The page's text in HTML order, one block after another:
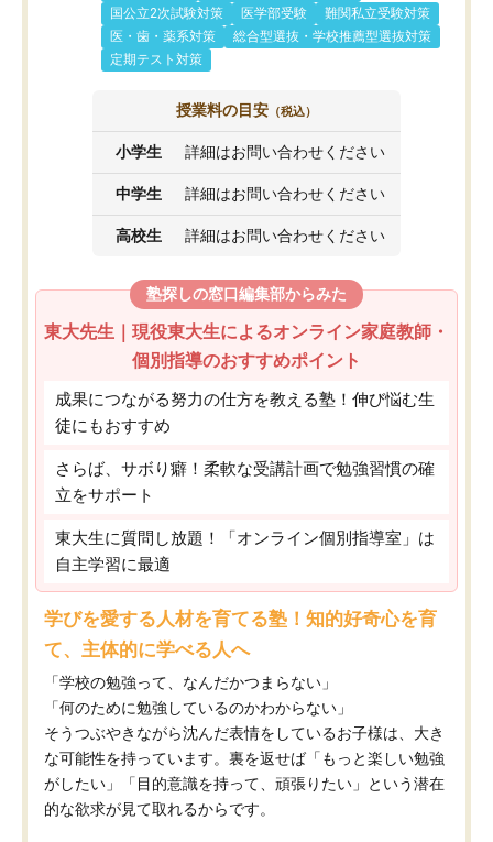
国公立2次試験対策
医学部受験
難関私立受験対策
医・歯・薬系対策
総合型選抜・学校推薦型選抜対策
定期テスト対策
授業料の目安 （税込）
小学生 詳細はお問い合わせください
中学生 詳細はお問い合わせください
高校生 詳細はお問い合わせください
塾探しの窓口編集部からみた
東大先生｜現役東大生によるオンライン家庭教師・
個別指導のおすすめポイント
成果につながる努力の仕方を教える塾！伸び悩む生
徒にもおすすめ
さらば、サボり癖！柔軟な受講計画で勉強習慣の確
立をサポート
東大生に質問し放題！「オンライン個別指導室」は
自主学習に最適
学びを愛する人材を育てる塾！知的好奇心を育
て、主体的に学べる人へ
「学校の勉強って、なんだかつまらない」
「何のために勉強しているのかわからない」
そうつぶやきながら沈んだ表情をしているお子様は、大き
な可能性を持っています。裏を返せば「もっと楽しい勉強
がしたい」「目的意識を持って、頑張りたい」という潜在
的な欲求が見て取れるからです。